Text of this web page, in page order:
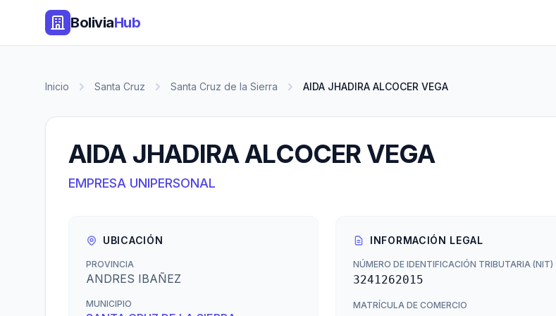
BoliviaHub
Inicio Santa Cruz Santa Cruz de la Sierra AIDA JHADIRA ALCOCER VEGA
AIDA JHADIRA ALCOCER VEGA
EMPRESA UNIPERSONAL
UBICACIÓN
PROVINCIA
ANDRES IBAÑEZ
MUNICIPIO
INFORMACIÓN LEGAL
NÚMERO DE IDENTIFICACIÓN TRIBUTARIA (NIT)
3241262015
MATRÍCULA DE COMERCIO